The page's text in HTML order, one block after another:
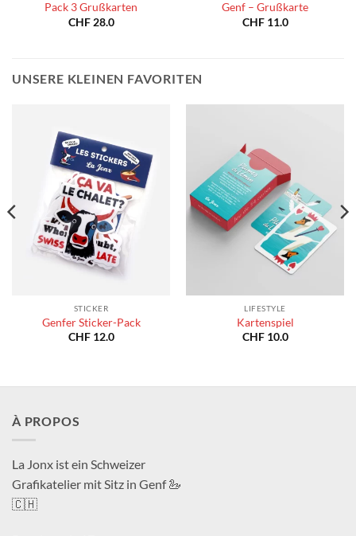
Pack 3 Grußkarten
CHF28.0
Genf – Grußkarte
CHF11.0
UNSERE KLEINEN FAVORITEN
STICKER
Genfer Sticker-Pack
CHF12.0
LIFESTYLE
Kartenspiel
CHF10.0
À PROPOS
La Jonx ist ein Schweizer
Grafikatelier mit Sitz in Genf 🦢
🇨🇭